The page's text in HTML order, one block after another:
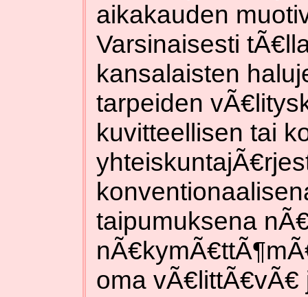
aikakauden
Varsinaisesti
kansalaisten
tarpeiden
kuvitteellisen tai
taipumuksena
oma